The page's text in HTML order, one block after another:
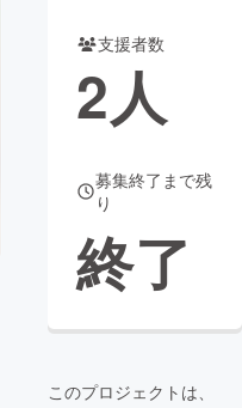
CAMPFIRE Creation
コミュニティ
支援者数
2人
募集終了まで残
り
終了
このプロジェクトは、